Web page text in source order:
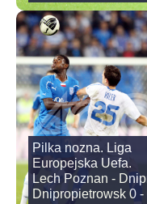
Pilka nozna. Liga
Europejska Uefa.
Lech Poznan -
Dnipropietrowsk 0 -